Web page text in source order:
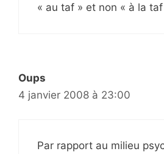
« au taf » et non « à la taf
Oups
4 janvier 2008 à 23:00
Par rapport au milieu